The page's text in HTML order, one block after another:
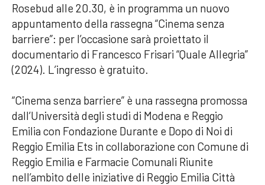
Rosebud alle 20.30, è in programma un nuovo
appuntamento della rassegna “Cinema senza
barriere”: per l’occasione sarà proiettato il
documentario di Francesco Frisari “Quale Allegria”
(2024). L’ingresso è gratuito.
“Cinema senza barriere” è una rassegna promossa
dall’Università degli studi di Modena e Reggio
Emilia con Fondazione Durante e Dopo di Noi di
Reggio Emilia Ets in collaborazione con Comune di
Reggio Emilia e Farmacie Comunali Riunite
nell’ambito delle iniziative di Reggio Emilia Città